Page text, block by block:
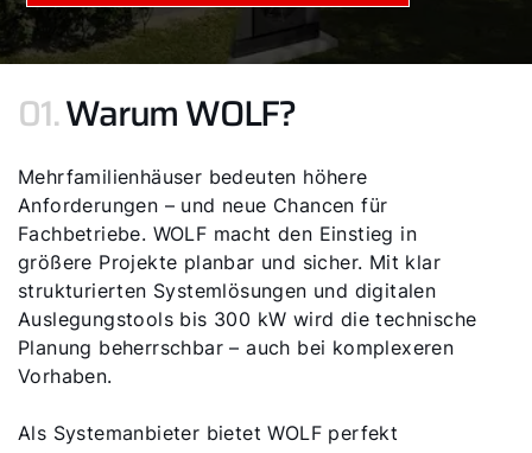
01.Warum WOLF?
Mehrfamilienhäuser bedeuten höhere
Anforderungen – und neue Chancen für
Fachbetriebe. WOLF macht den Einstieg in
größere Projekte planbar und sicher. Mit klar
strukturierten Systemlösungen und digitalen
Auslegungstools bis 300 kW wird die technische
Planung beherrschbar – auch bei komplexeren
Vorhaben.
Als Systemanbieter bietet WOLF perfekt